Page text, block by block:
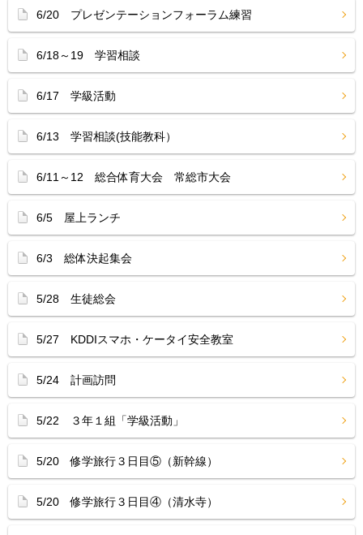
6/20 プレゼンテーションフォーラム練習
6/18～19 学習相談
6/17 学級活動
6/13 学習相談(技能教科）
6/11～12 総合体育大会 常総市大会
6/5 屋上ランチ
6/3 総体決起集会
5/28 生徒総会
5/27 KDDIスマホ・ケータイ安全教室
5/24 計画訪問
5/22 ３年１組「学級活動」
5/20 修学旅行３日目⑤（新幹線）
5/20 修学旅行３日目④（清水寺）